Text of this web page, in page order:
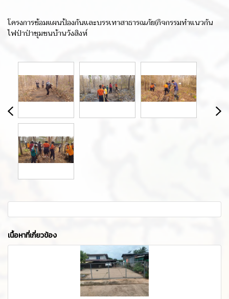
โครงการซ้อมแผนป้องกันและบรรเทาสาธารณภัย(กิจกรรมทำแนวกัน
ไฟป่าป่าชุมชนบ้านวังสิงห์
เนื้อหาที่เกี่ยวข้อง